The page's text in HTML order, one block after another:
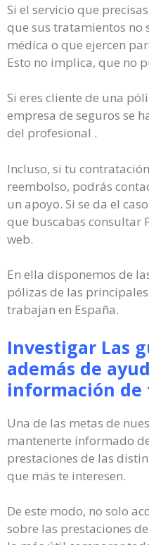
Si el servicio que
que sus tratamientos no
médica o que ejercen
Esto no implica, que no
Si eres cliente de una
empresa de seguros se
del profesional .
Incluso, si tu
reembolso, podrás
un apoyo. Si se da el
que buscabas consultar
web.
En ella disponemos de
pólizas de las
trabajan en España.
Investigar Las
además de
información de
Una de las metas de
mantenerte informado
prestaciones de las
que más te interesen.
De este modo, no solo
sobre las prestaciones